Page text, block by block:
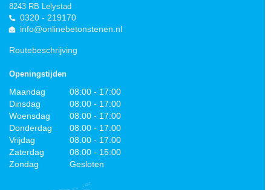
8243 RB Lelystad
0320 - 219170
info@onlinebetonstenen.nl
Routebeschrijving
Openingstijden
Maandag
08:00 - 17:00
Dinsdag
08:00 - 17:00
Woensdag
08:00 - 17:00
Donderdag
08:00 - 17:00
Vrijdag
08:00 - 17:00
Zaterdag
08:00 - 15:00
Zondag
Gesloten